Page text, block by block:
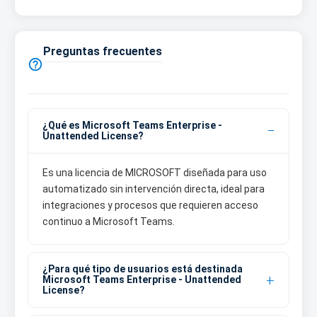

Preguntas frecuentes
¿Qué es Microsoft Teams Enterprise -
Unattended License?
Es una licencia de MICROSOFT diseñada para uso
automatizado sin intervención directa, ideal para
integraciones y procesos que requieren acceso
continuo a Microsoft Teams.
¿Para qué tipo de usuarios está destinada
Microsoft Teams Enterprise - Unattended
License?